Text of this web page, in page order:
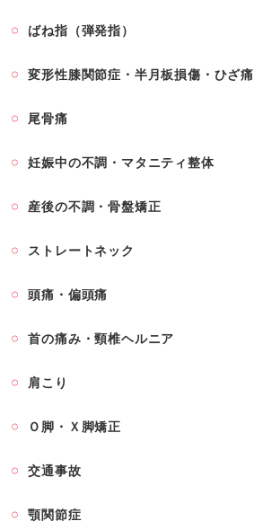
ばね指（弾発指）
変形性膝関節症・半月板損傷・ひざ痛
尾骨痛
妊娠中の不調・マタニティ整体
産後の不調・骨盤矯正
ストレートネック
頭痛・偏頭痛
首の痛み・頸椎ヘルニア
肩こり
Ｏ脚・Ｘ脚矯正
交通事故
顎関節症